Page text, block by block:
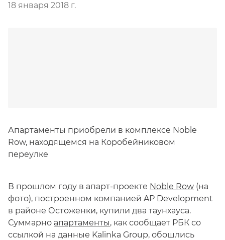
18 января 2018 г.
Апартаменты приобрели в комплексе Noble
Row, находящемся на Коробейниковом
переулке
В прошлом году в апарт-проекте Noble Row (на
фото), построенном компанией AP Development
в районе Остоженки, купили два таунхауса.
Суммарно апартаменты, как сообщает РБК со
ссылкой на данные Kalinka Group, обошлись